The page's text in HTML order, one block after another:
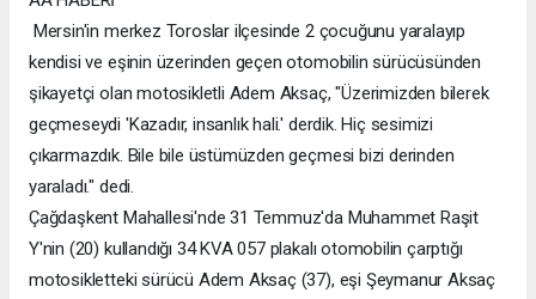
Mersin'in merkez Toroslar ilçesinde 2 çocuğunu yaralayıp
kendisi ve eşinin üzerinden geçen otomobilin sürücüsünden
şikayetçi olan motosikletli Adem Aksaç, "Üzerimizden bilerek
geçmeseydi 'Kazadır, insanlık hali.' derdik. Hiç sesimizi
çıkarmazdık. Bile bile üstümüzden geçmesi bizi derinden
yaraladı." dedi.
Çağdaşkent Mahallesi'nde 31 Temmuz'da Muhammet Raşit
Y'nin (20) kullandığı 34 KVA 057 plakalı otomobilin çarptığı
motosikletteki sürücü Adem Aksaç (37), eşi Şeymanur Aksaç